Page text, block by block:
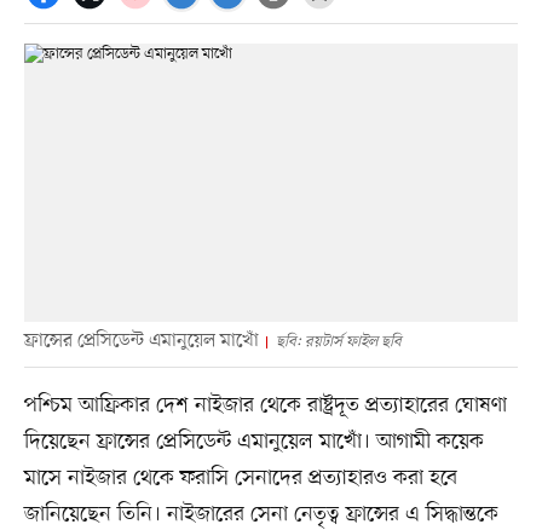
ফ্রান্সের প্রেসিডেন্ট এমানুয়েল মাখোঁ ছবি: রয়টার্স ফাইল ছবি
পশ্চিম আফ্রিকার দেশ নাইজার থেকে রাষ্ট্রদূত প্রত্যাহারের ঘোষণা
দিয়েছেন ফ্রান্সের প্রেসিডেন্ট এমানুয়েল মাখোঁ। আগামী কয়েক
মাসে নাইজার থেকে ফরাসি সেনাদের প্রত্যাহারও করা হবে
জানিয়েছেন তিনি। নাইজারের সেনা নেতৃত্ব ফ্রান্সের এ সিদ্ধান্তকে